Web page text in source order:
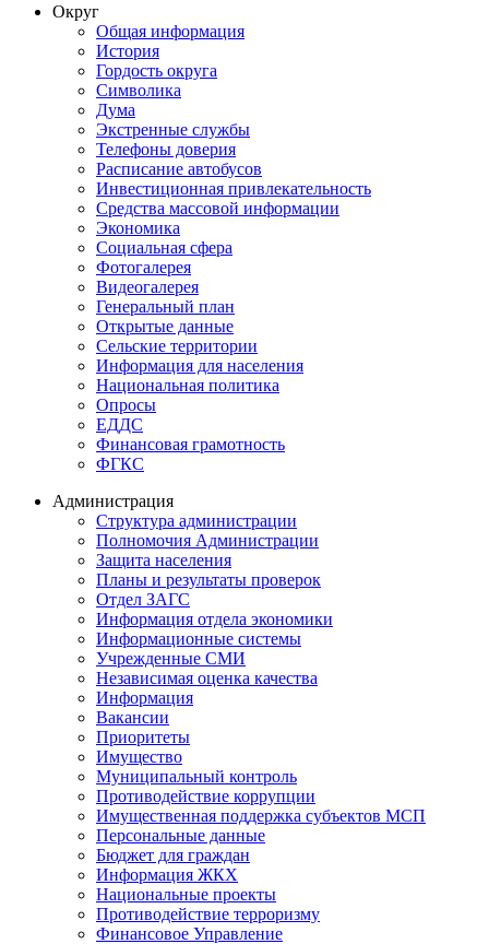
Округ
Общая информация
История
Гордость округа
Символика
Дума
Экстренные службы
Телефоны доверия
Расписание автобусов
Инвестиционная привлекательность
Средства массовой информации
Экономика
Социальная сфера
Фотогалерея
Видеогалерея
Генеральный план
Открытые данные
Сельские территории
Информация для населения
Национальная политика
Опросы
ЕДДС
Финансовая грамотность
ФГКС
Администрация
Структура администрации
Полномочия Администрации
Защита населения
Планы и результаты проверок
Отдел ЗАГС
Информация отдела экономики
Информационные системы
Учрежденные СМИ
Независимая оценка качества
Информация
Вакансии
Приоритеты
Имущество
Муниципальный контроль
Противодействие коррупции
Имущественная поддержка субъектов МСП
Персональные данные
Бюджет для граждан
Информация ЖКХ
Национальные проекты
Противодействие терроризму
Финансовое Управление